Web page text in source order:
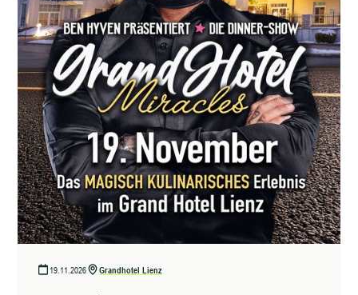
19.11.2026 Grandhotel Lienz